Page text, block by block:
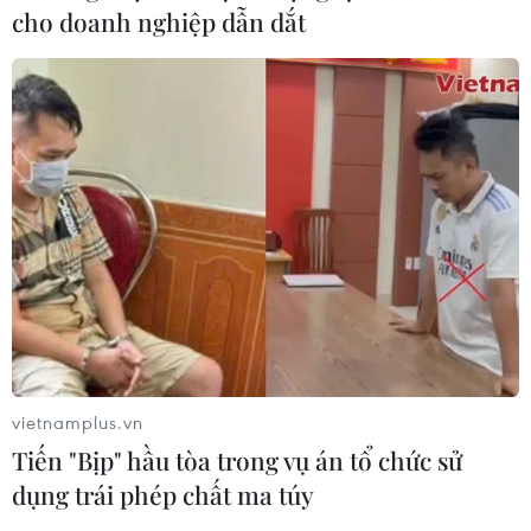
hướng tới chiến thắng để giữ ngôi
đầu bảng'
06/08/2026 07:25
Chủ tịch Liên đoàn Bóng đá thế giới
chịu sức ép chưa từng có
06/08/2026 04:12
Futsal Việt Nam bất bại sau trận hòa
khó tin trước chủ nhà Thái Lan
Toàn cảnh ASEAN Cup: Thái
cho doanh nghiệp dẫn dắt
vietnamplus.vn
Tiến "Bịp" hầu tòa trong vụ án tổ chức sử
dụng trái phép chất ma túy